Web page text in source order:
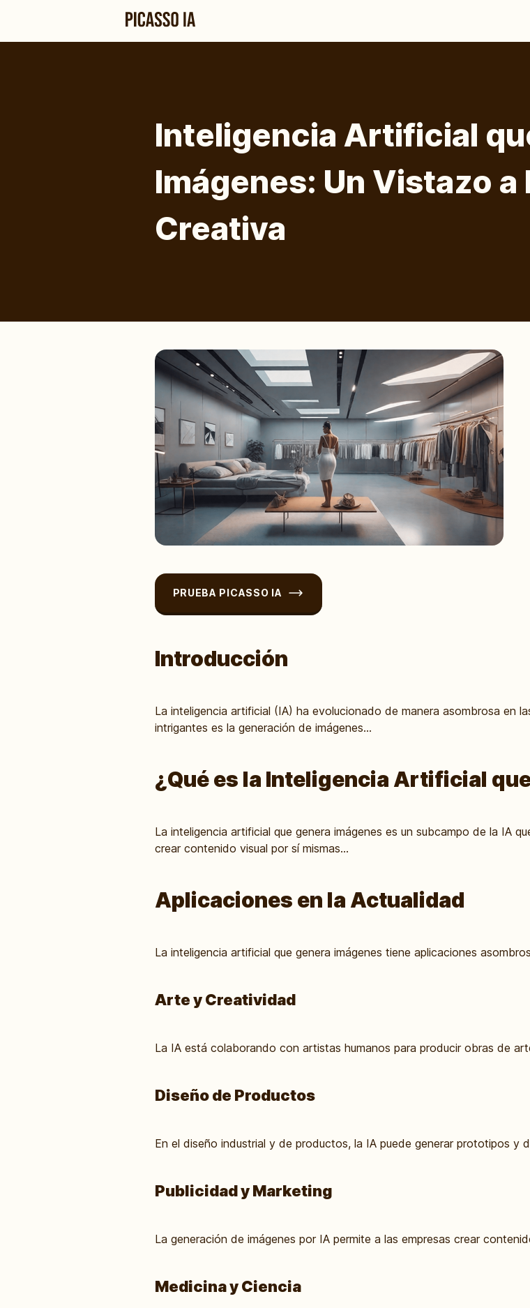
Inteligencia Artificial
Imágenes: Un Vistazo a
Creativa
PRUEBA PICASSO IA
Introducción
La inteligencia artificial (IA) ha evolucionado de manera asombrosa en
intrigantes es la generación de imágenes...
¿Qué es la Inteligencia Artificial
La inteligencia artificial que genera imágenes es un subcampo de la IA
crear contenido visual por sí mismas...
Aplicaciones en la Actualidad
La inteligencia artificial que genera imágenes tiene aplicaciones
Arte y Creatividad
La IA está colaborando con artistas humanos para producir obras de
Diseño de Productos
En el diseño industrial y de productos, la IA puede generar prototipos y
Publicidad y Marketing
La generación de imágenes por IA permite a las empresas crear
Medicina y Ciencia